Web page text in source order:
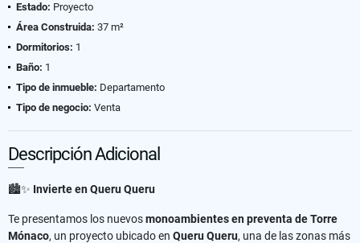
Estado: Proyecto
Área Construida: 37 m²
Dormitorios: 1
Baño: 1
Tipo de inmueble: Departamento
Tipo de negocio: Venta
Descripción Adicional
🏙️✨ Invierte en Queru Queru
Te presentamos los nuevosmonoambientes en preventa de Torre
Mónaco, un proyecto ubicado en Queru Queru, una de las zonas más